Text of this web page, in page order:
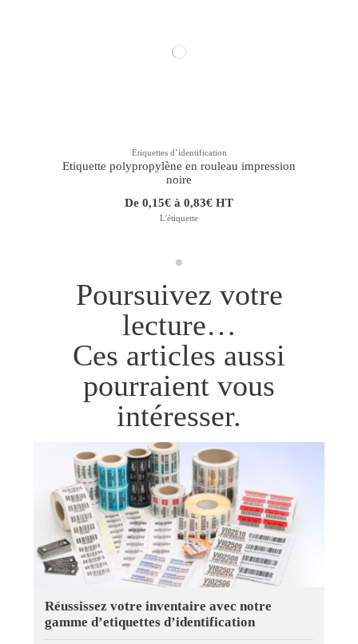
Etiquettes dʼidentification
Etiquette polypropylène en rouleau impression
noire
De 0,15€ à 0,83€ HT
L'étiquette
Poursuivez votre
lecture…
Ces articles aussi
pourraient vous
intéresser.
Réussissez votre inventaire avec notre
gamme d’etiquettes d’identification